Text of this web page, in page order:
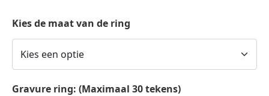
Kies de maat van de ring
Gravure ring: (Maximaal 30 tekens)